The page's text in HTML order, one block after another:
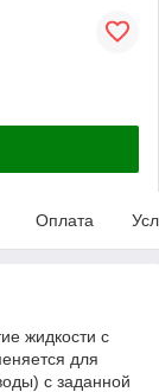
Оплата
жидкости с
для
с заданной